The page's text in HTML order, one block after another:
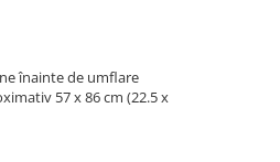
înainte de umflare
57 x 86 cm (22.5 x